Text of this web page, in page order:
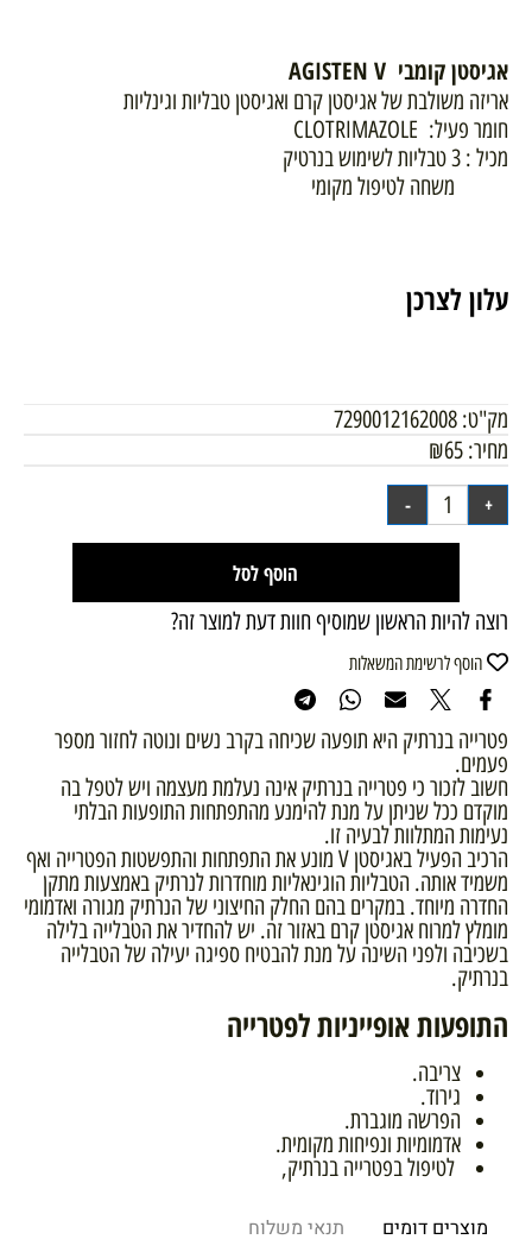
אגיסטן קומבי AGISTEN V
אריזה משולבת של אגיסטן קרם ואגיסטן טבליות וגינליות
חומר פעיל: CLOTRIMAZOLE
מכיל : 3 טבליות לשימוש בנרטיק
משחה לטיפול מקומי
עלון לצרכן
מק"ט: 7290012162008
מחיר:
₪65
הוסף לסל
רוצה להיות הראשון שמוסיף חוות דעת למוצר זה?
הוסף לרשימת המשאלות
פטרייה בנרתיק היא תופעה שכיחה בקרב נשים ונוטה לחזור מספר
פעמים.
חשוב לזכור כי פטרייה בנרתיק אינה נעלמת מעצמה ויש לטפל בה
מוקדם ככל שניתן על מנת להימנע מהתפתחות התופעות הבלתי
נעימות המתלוות לבעיה זו.
הרכיב הפעיל באגיסטן V מונע את התפתחות והתפשטות הפטרייה ואף
משמיד אותה. הטבליות הוגינאליות מוחדרות לנרתיק באמצעות מתקן
החדרה מיוחד. במקרים בהם החלק החיצוני של הנרתיק מגורה ואדמומי
מומלץ למרוח אגיסטן קרם באזור זה. יש להחדיר את הטבלייה בלילה
בשכיבה ולפני השינה על מנת להבטיח ספיגה יעילה של הטבלייה
בנרתיק.
התופעות אופייניות לפטרייה
צריבה.
גירוד.
הפרשה מוגברת.
אדמומיות ונפיחות מקומית.
לטיפול בפטרייה בנרתיק,
מוצרים דומים תנאי משלוח